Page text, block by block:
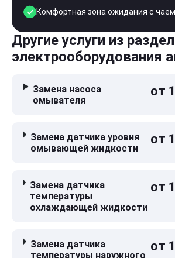
Комфортная зона ожидания с
Другие услуги из
электрооборудования
Замена насоса
омывателя
от
Замена датчика уровня
омывающей жидкости
от
Замена датчика
температуры
охлаждающей жидкости
от
Замена датчика
температуры наружного
от